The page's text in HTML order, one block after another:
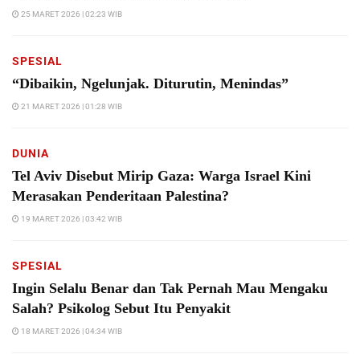
25 MARET 2026 | 02:23 WIB
SPESIAL
“Dibaikin, Ngelunjak. Diturutin, Menindas”
21 MARET 2026 | 01:28 WIB
DUNIA
Tel Aviv Disebut Mirip Gaza: Warga Israel Kini
Merasakan Penderitaan Palestina?
19 MARET 2026 | 03:42 WIB
SPESIAL
Ingin Selalu Benar dan Tak Pernah Mau Mengaku
Salah? Psikolog Sebut Itu Penyakit
18 MARET 2026 | 04:34 WIB